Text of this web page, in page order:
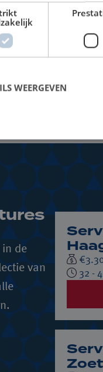
in de
van
32 -
WEERGEVEN